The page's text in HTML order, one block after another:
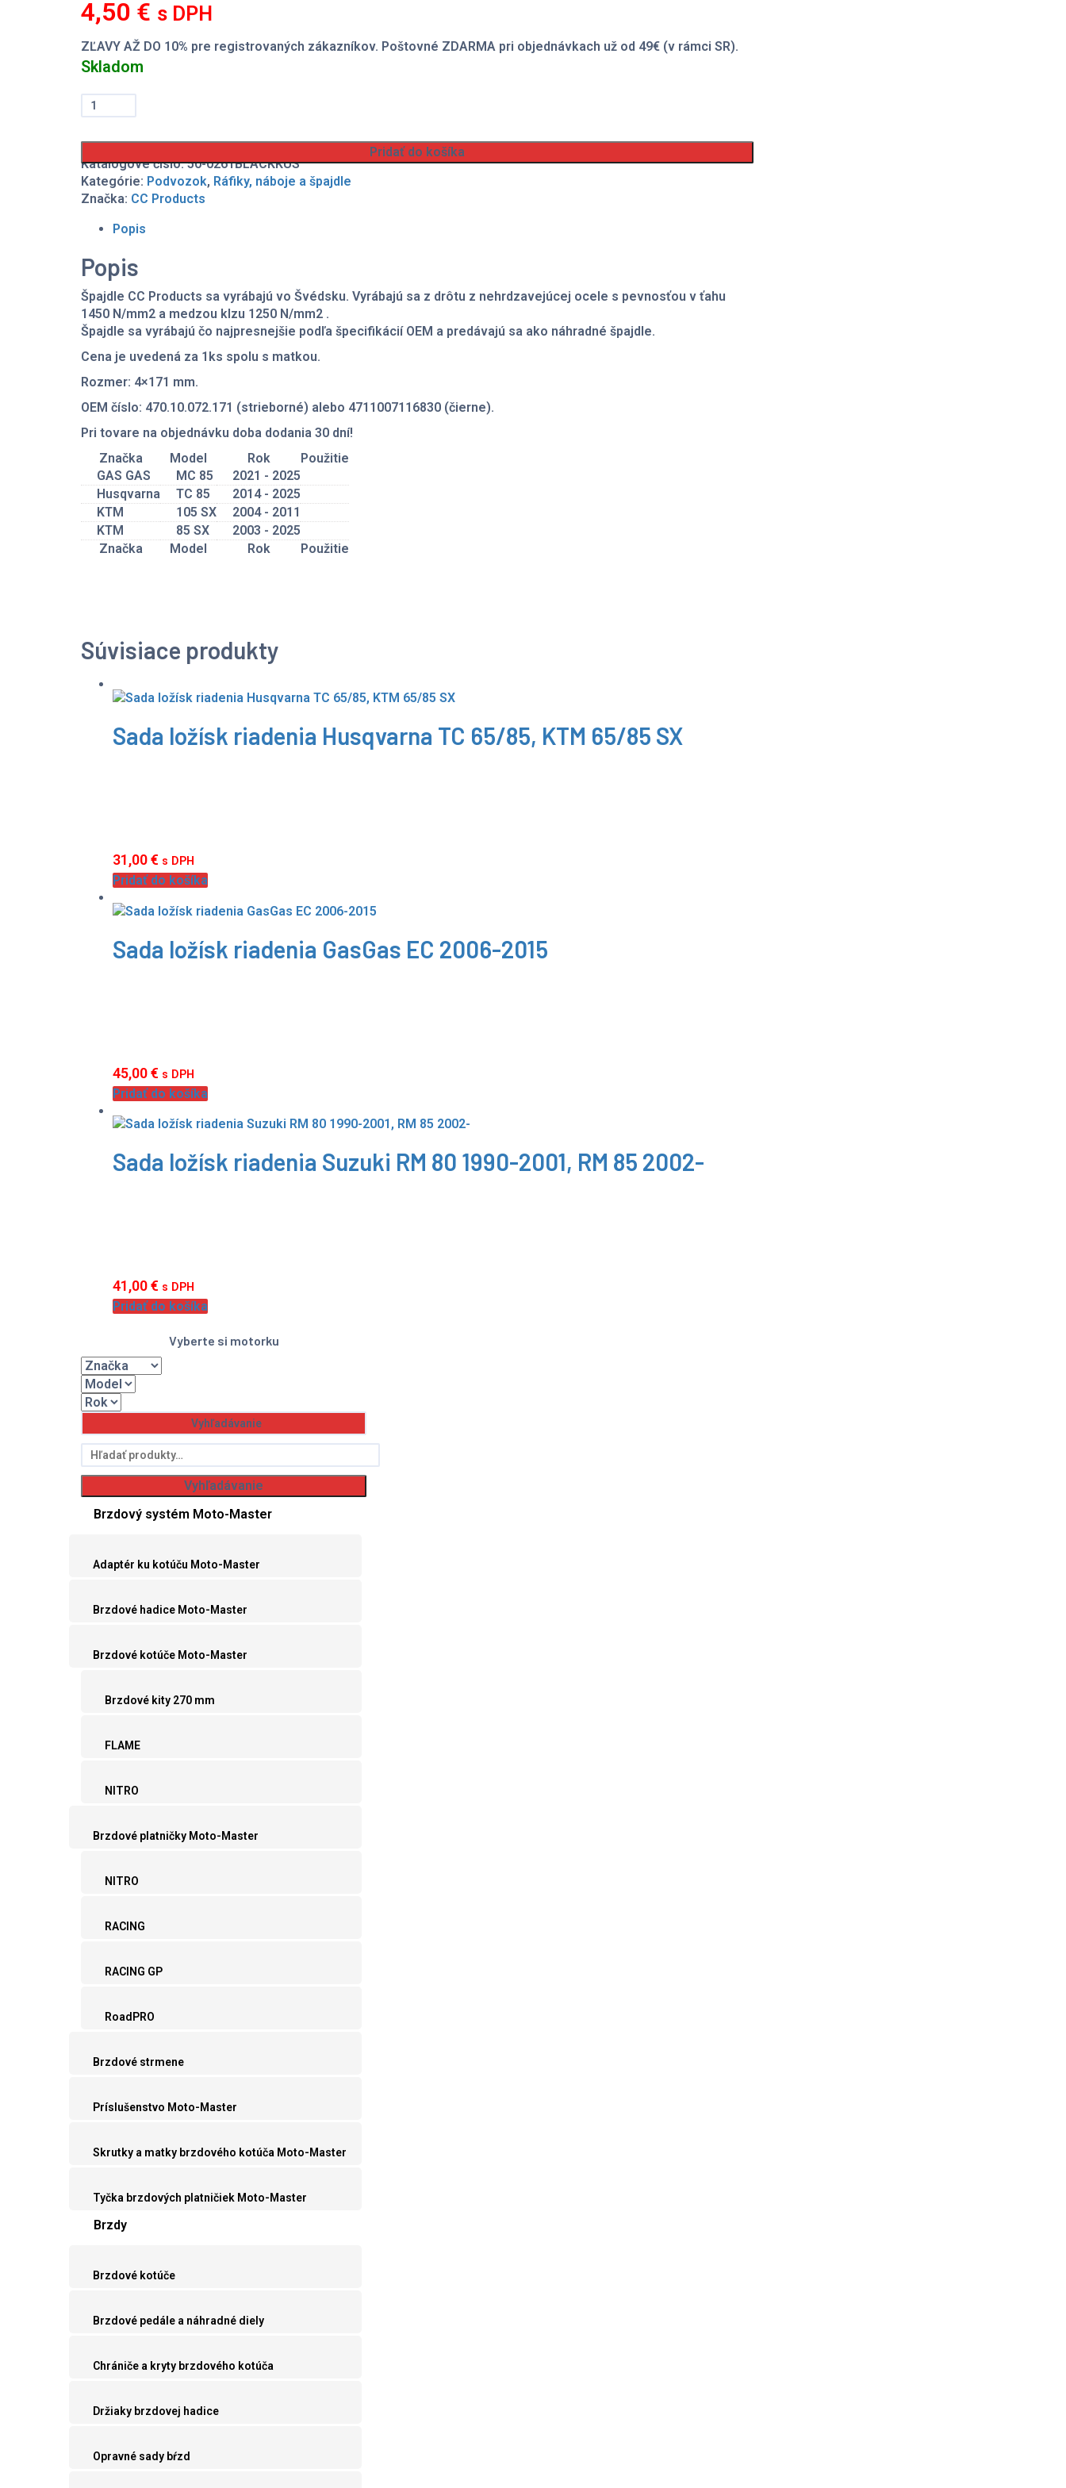
4,50 € s DPH
ZĽAVY AŽ DO 10% pre registrovaných zákazníkov. Poštovné ZDARMA pri objednávkach už od 49€ (v rámci SR).
Skladom
Špajdla
a
matka
zadného
kolesa
16"
GasGas,
KTM
Pridať do košíka
Katalógové číslo:50-0261BLACKKUS
Kategórie: Podvozok, Ráfiky, náboje a špajdle
Značka: CC Products
Popis
Popis
Špajdle CC Products sa vyrábajú vo Švédsku. Vyrábajú sa z drôtu z nehrdzavejúcej ocele s pevnosťou v ťahu
1450 N/mm2 a medzou klzu 1250 N/mm2 .
Špajdle sa vyrábajú čo najpresnejšie podľa špecifikácií OEM a predávajú sa ako náhradné špajdle.
Cena je uvedená za 1ks spolu s matkou.
Rozmer: 4×171 mm.
OEM číslo: 470.10.072.171 (strieborné) alebo 4711007116830 (čierne).
Pri tovare na objednávku doba dodania 30 dní!
Značka
Model Rok Použitie
Značka Model Rok Použitie
GAS GAS MC 85
2021 - 2025
Husqvarna
TC 85
2014 - 2025
KTM
105 SX
2004 - 2011
KTM
85 SX 2003 - 2025
Súvisiace produkty
Sada ložísk riadenia Husqvarna TC 65/85, KTM 65/85 SX
31,00€ s DPH
Pridať do košíka
Sada ložísk riadenia GasGas EC 2006-2015
45,00€ s DPH
Pridať do košíka
Sada ložísk riadenia Suzuki RM 80 1990-2001, RM 85 2002-
41,00€ s DPH
Pridať do košíka
Vyberte si motorku
Hľadať:
Vyhľadávanie
Brzdový systém Moto-Master
Adaptér ku kotúču Moto-Master
Brzdové hadice Moto-Master
Brzdové kotúče Moto-Master
Brzdové kity 270 mm
FLAME
NITRO
Brzdové platničky Moto-Master
NITRO
RACING
RACING GP
RoadPRO
Brzdové strmene
Príslušenstvo Moto-Master
Skrutky a matky brzdového kotúča Moto-Master
Tyčka brzdových platničiek Moto-Master
Brzdy
Brzdové kotúče
Brzdové pedále a náhradné diely
Chrániče a kryty brzdového kotúča
Držiaky brzdovej hadice
Opravné sady bŕzd